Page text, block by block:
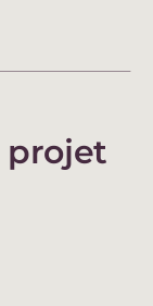
projet